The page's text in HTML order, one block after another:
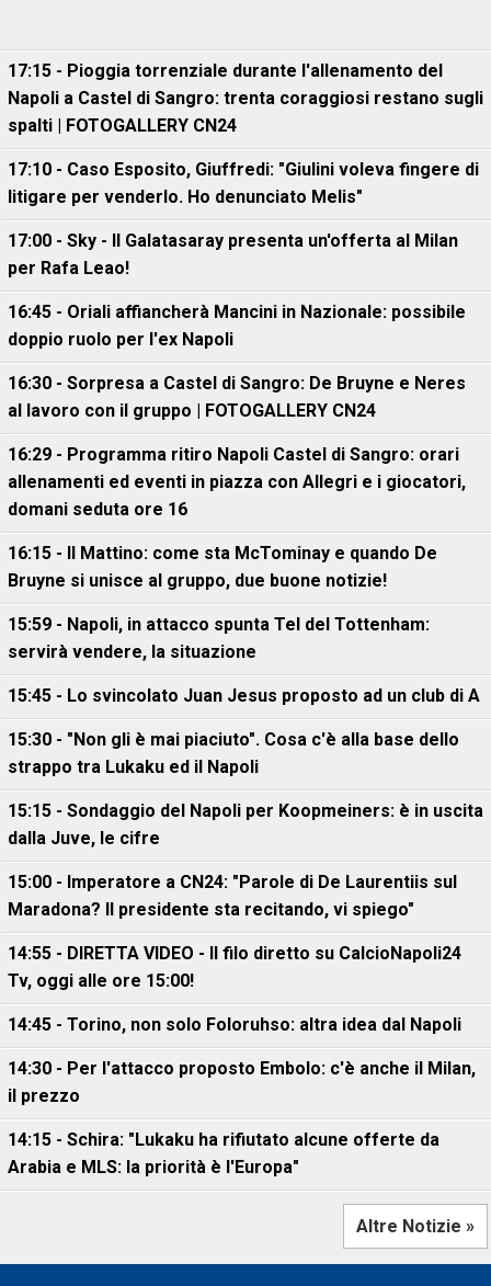
17:15 - Pioggia torrenziale durante l'allenamento del
Napoli a Castel di Sangro: trenta coraggiosi restano sugli
spalti | FOTOGALLERY CN24
17:10 - Caso Esposito, Giuffredi: "Giulini voleva fingere di
litigare per venderlo. Ho denunciato Melis"
17:00 - Sky - Il Galatasaray presenta un'offerta al Milan
per Rafa Leao!
16:45 - Oriali affiancherà Mancini in Nazionale: possibile
doppio ruolo per l'ex Napoli
16:30 - Sorpresa a Castel di Sangro: De Bruyne e Neres
al lavoro con il gruppo | FOTOGALLERY CN24
16:29 - Programma ritiro Napoli Castel di Sangro: orari
allenamenti ed eventi in piazza con Allegri e i giocatori,
domani seduta ore 16
16:15 - Il Mattino: come sta McTominay e quando De
Bruyne si unisce al gruppo, due buone notizie!
15:59 - Napoli, in attacco spunta Tel del Tottenham:
servirà vendere, la situazione
15:45 - Lo svincolato Juan Jesus proposto ad un club di A
15:30 - "Non gli è mai piaciuto". Cosa c'è alla base dello
strappo tra Lukaku ed il Napoli
15:15 - Sondaggio del Napoli per Koopmeiners: è in uscita
dalla Juve, le cifre
15:00 - Imperatore a CN24: "Parole di De Laurentiis sul
Maradona? Il presidente sta recitando, vi spiego"
14:55 - DIRETTA VIDEO - Il filo diretto su CalcioNapoli24
Tv, oggi alle ore 15:00!
14:45 - Torino, non solo Foloruhso: altra idea dal Napoli
14:30 - Per l'attacco proposto Embolo: c'è anche il Milan,
il prezzo
14:15 - Schira: "Lukaku ha rifiutato alcune offerte da
Arabia e MLS: la priorità è l'Europa"
Altre Notizie »